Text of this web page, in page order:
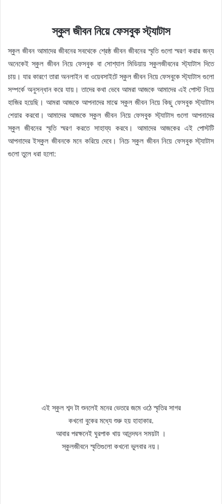
স্কুল জীবন নিয়ে ফেসবুক স্ট্যাটাস
স্কুল জীবন আমাদের জীবনের সবথেকে শ্রেষ্ঠ জীবন জীবনের স্মৃতি গুলো স্মরণ করার জন্য
অনেকেই স্কুল জীবন নিয়ে ফেসবুক বা সোশ্যাল মিডিয়ায় স্কুলজীবনের স্ট্যাটাস দিতে
চায়। যার কারণে তারা অনলাইন বা ওয়েবসাইটে স্কুল জীবন নিয়ে ফেসবুকে স্ট্যাটাস গুলো
সম্পর্কে অনুসন্ধান করে যায়। তাদের কথা ভেবে আমরা আজকে আমাদের এই পোস্ট নিয়ে
হাজির হয়েছি। আমরা আজকে আপনাদের মাঝে স্কুল জীবন নিয়ে কিছু ফেসবুক স্ট্যাটাস
শেয়ার করবো। আমাদের আজকে স্কুল জীবন নিয়ে ফেসবুক স্ট্যাটাস গুলো আপনাদের
স্কুল জীবনের স্মৃতি স্মরণ করতে সাহায্য করবে। আমাদের আজকের এই পোস্টটি
আপনাদের ইস্কুল জীবনকে মনে করিয়ে দেবে। নিচে স্কুল জীবন নিয়ে ফেসবুক স্ট্যাটাস
গুলো তুলে ধরা হলো:
এই স্কুল শব্দ টা শুনলেই মনের ভেতরে জমে ওঠে স্মৃতির সাগর
কখনো বুকের মধ্যে শুরু হয় হাহাকার.
আবার পরক্ষনেই ঘুরপাক খায় আনন্দঘন সময়টা ।
স্কুলজীবনে স্মৃতিগুলো কখনো ভুলবার নয়।